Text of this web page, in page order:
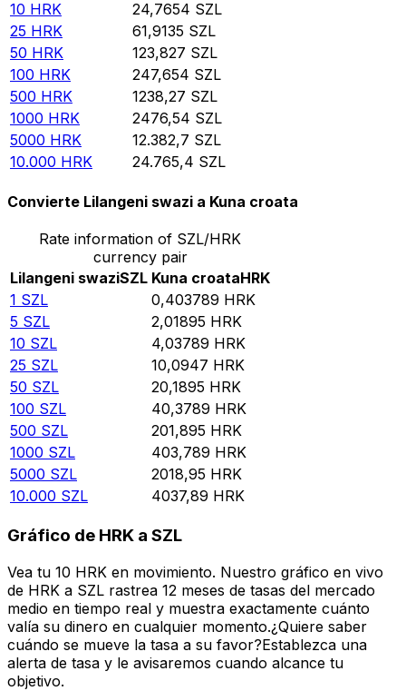
10 HRK 24,7654 SZL
25 HRK 61,9135 SZL
50 HRK 123,827 SZL
100 HRK 247,654 SZL
500 HRK 1238,27 SZL
1000 HRK 2476,54 SZL
5000 HRK 12.382,7 SZL
10.000 HRK 24.765,4 SZL
Convierte Lilangeni swazi a Kuna croata
Rate information of SZL/HRK
currency pair
Lilangeni swaziSZL Kuna croataHRK
1 SZL 0,403789 HRK
5 SZL 2,01895 HRK
10 SZL 4,03789 HRK
25 SZL 10,0947 HRK
50 SZL 20,1895 HRK
100 SZL 40,3789 HRK
500 SZL 201,895 HRK
1000 SZL 403,789 HRK
5000 SZL 2018,95 HRK
10.000 SZL 4037,89 HRK
Gráfico de HRK a SZL
Vea tu 10 HRK en movimiento. Nuestro gráfico en vivo
de HRK a SZL rastrea 12 meses de tasas del mercado
medio en tiempo real y muestra exactamente cuánto
valía su dinero en cualquier momento.¿Quiere saber
cuándo se mueve la tasa a su favor?Establezca una
alerta de tasa y le avisaremos cuando alcance tu
objetivo.